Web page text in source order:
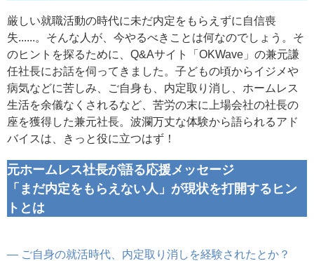
厳しい就職活動の時代に未だ内定をもらえずに自信喪
失......。そんな人が、今やるべきことは何なのでしょう。そ
のヒントを探るために、Q&Aサイト「OKWave」の兼元謙
任社長にお話を伺ってきました。子どもの頃からイジメや
病気などに苦しみ、ご自身も、内定取り消し、ホームレス
生活を余儀なくされるなど、苦労の末に上場会社の社長の
座を獲得した兼元社長。波瀾万丈な体験から語られるアド
バイスは、きっと役に立つはず！
元ホームレス社長が語る応援メッセージ
「まだ内定をもらえない人」が現状を打開するヒン
トとは
― ご自身の就活時代、内定取り消しを経験されたとか？